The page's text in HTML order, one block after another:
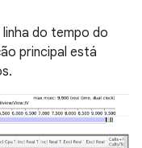
do tempo do
principal está